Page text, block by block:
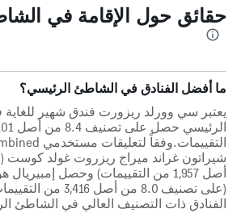
حقائق حول الإقامة في
ما أفضل الفنادق في الشاطئ الرئيسي؟
يعتبر سي وورلد ريزورت فندق شهير
أصل 1,957 من التقييمات) وحصل
(على تصنيف 8.0 من أصل
الفنادق ذات التصنيف العالي في الشاطئ